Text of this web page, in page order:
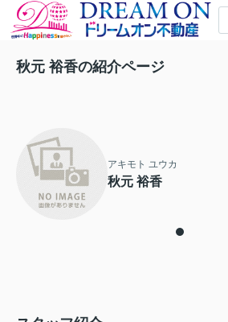
秋元 裕香の紹介ページ
アキモト ユウカ
秋元 裕香